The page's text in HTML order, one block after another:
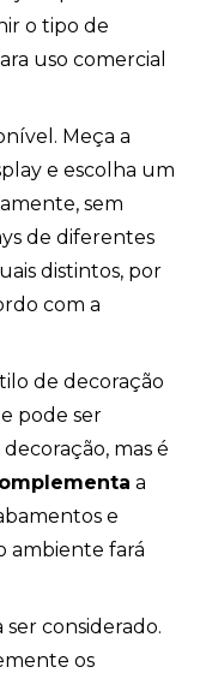
o tipo de
uso comercial
Meça a
e escolha um
sem
de diferentes
distintos, por
com a
de decoração
pode ser
mas é
a
e
ambiente fará
considerado.
os